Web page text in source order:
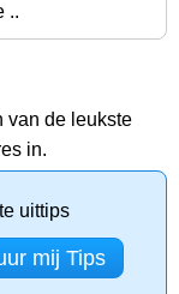
..
van de leukste
in.
uittips